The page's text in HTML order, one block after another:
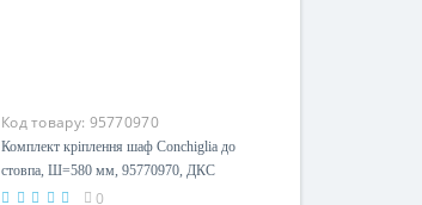
Код товару: 95770970
Комплект кріплення шаф Conchiglia до
стовпа, Ш=580 мм, 95770970, ДКС
0